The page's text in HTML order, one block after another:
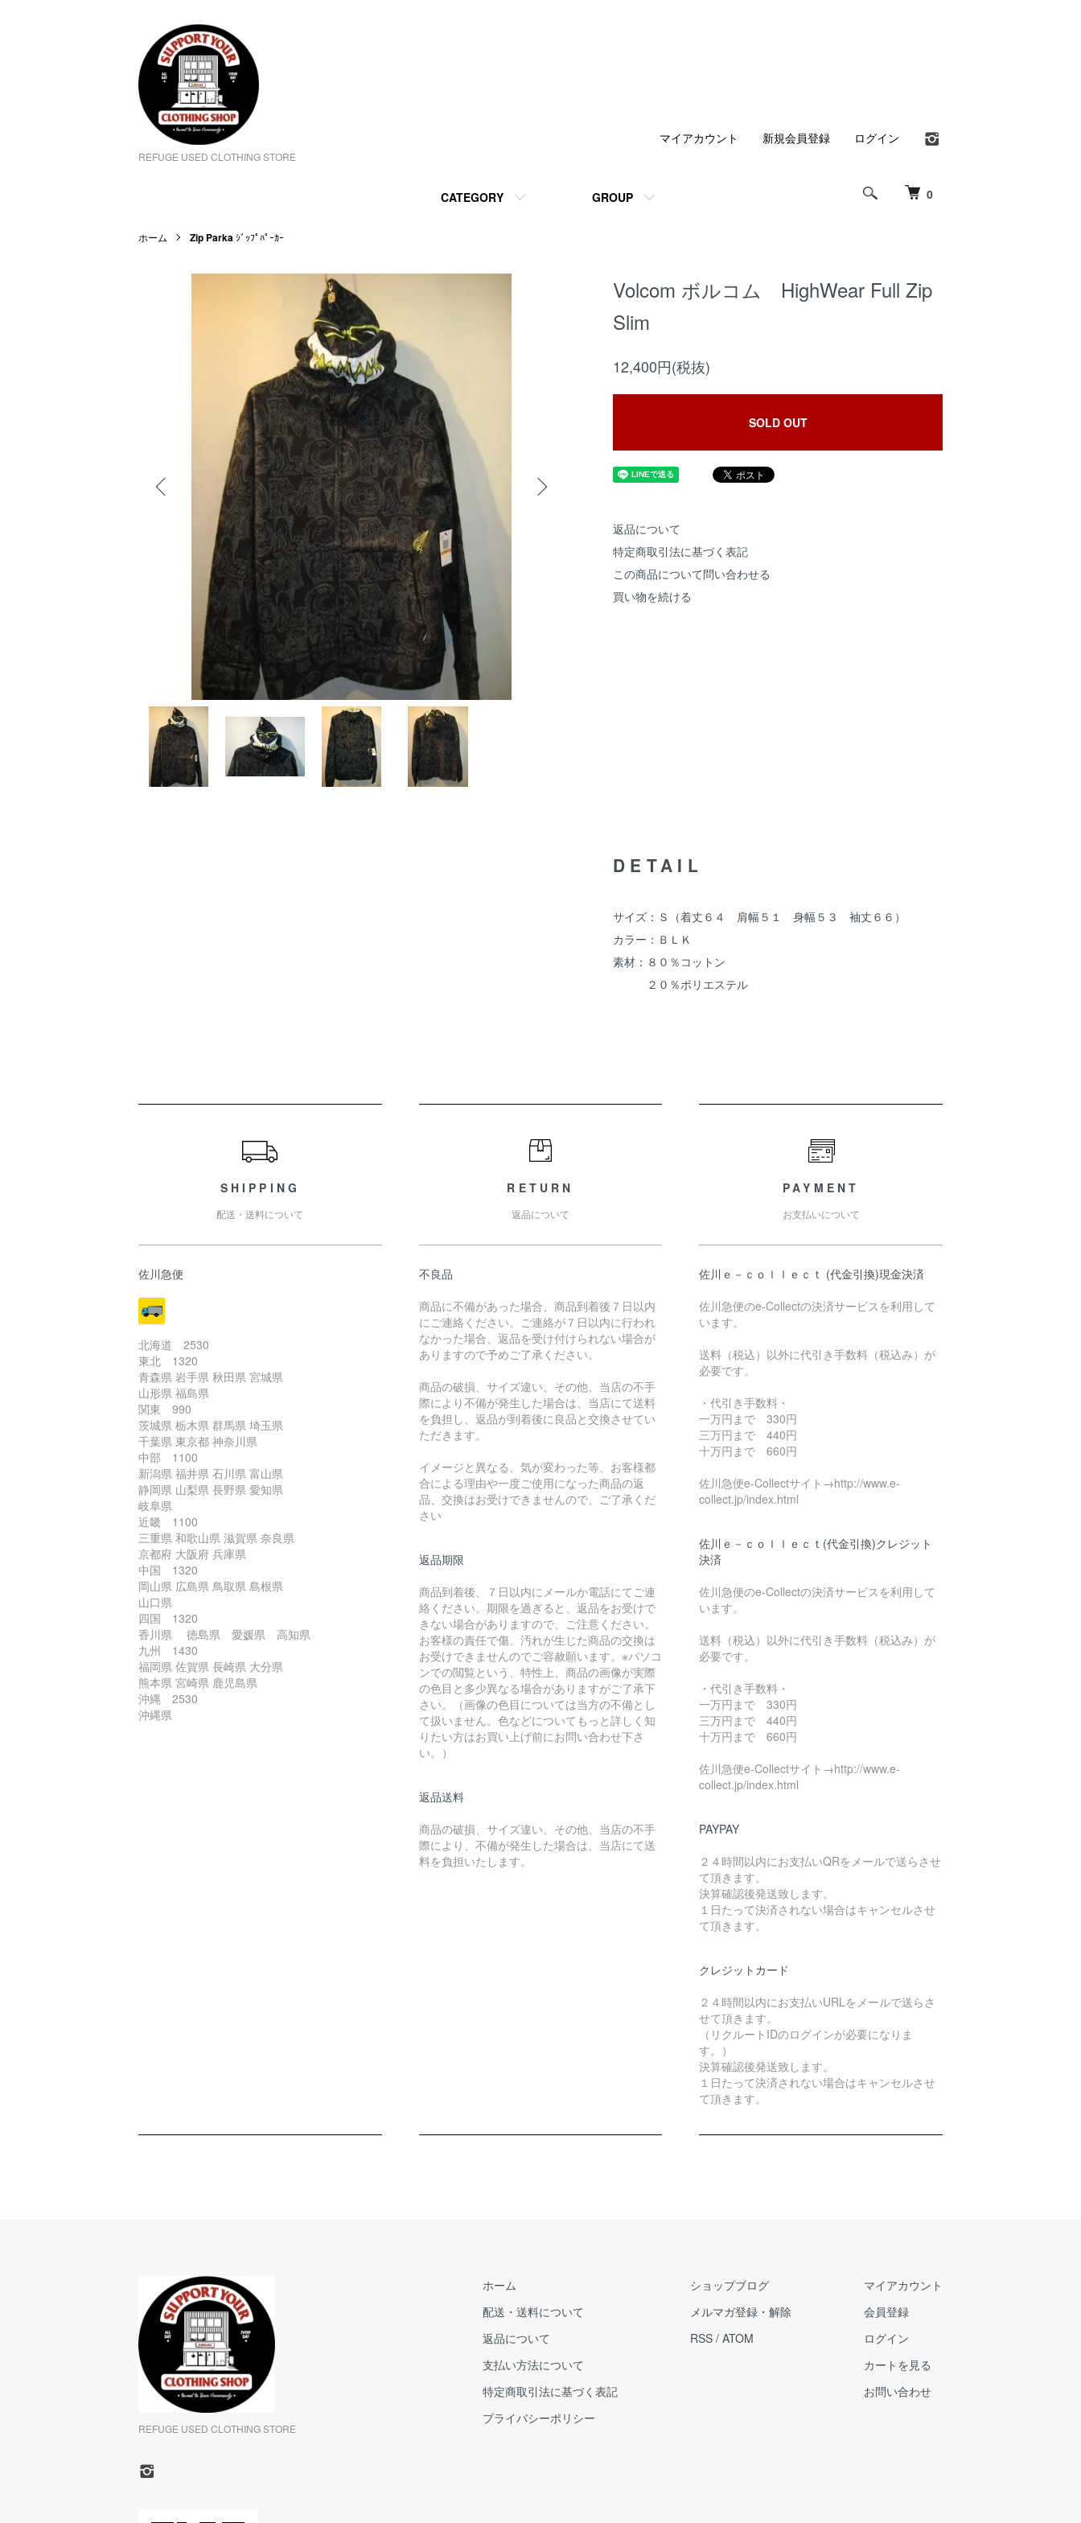
REFUGE USED CLOTHING STORE
0
CATEGORY GROUP
マイアカウント 新規会員登録 ログイン
ホーム Zip Parkaｼﾞｯﾌﾟﾊﾟｰｶｰ
Volcom ボルコム HighWear Full Zip
Slim
12,400円(税抜)
SOLD OUT
返品について
特定商取引法に基づく表記
この商品について問い合わせる
買い物を続ける
DETAIL
サイズ：Ｓ（着丈６４ 肩幅５１ 身幅５３ 袖丈６６）
カラー：ＢＬＫ
素材：８０％コットン
２０％ポリエステル
SHIPPING
配送・送料について
佐川急便
北海道 2530
東北 1320
青森県 岩手県 秋田県 宮城県
山形県 福島県
関東 990
茨城県 栃木県 群馬県 埼玉県
千葉県 東京都 神奈川県
中部 1100
新潟県 福井県 石川県 富山県
静岡県 山梨県 長野県 愛知県
岐阜県
近畿 1100
三重県 和歌山県 滋賀県 奈良県
京都府 大阪府 兵庫県
中国 1320
岡山県 広島県 鳥取県 島根県
山口県
四国 1320
香川県 徳島県 愛媛県 高知県
九州 1430
福岡県 佐賀県 長崎県 大分県
熊本県 宮崎県 鹿児島県
沖縄 2530
沖縄県
RETURN
返品について
不良品
商品に不備があった場合、商品到着後７日以内
にご連絡ください。ご連絡が７日以内に行われ
なかった場合、返品を受け付けられない場合が
ありますので予めご了承ください。
商品の破損、サイズ違い、その他、当店の不手
際により不備が発生した場合は、当店にて送料
を負担し、返品が到着後に良品と交換させてい
ただきます。
イメージと異なる、気が変わった等、お客様都
合による理由や一度ご使用になった商品の返
品、交換はお受けできませんので、ご了承くだ
さい
返品期限
商品到着後、７日以内にメールか電話にてご連
絡ください。期限を過ぎると、返品をお受けで
きない場合がありますので、ご注意ください。
お客様の責任で傷、汚れが生じた商品の交換は
お受けできませんのでご容赦願います。※パソコ
ンでの閲覧という、特性上、商品の画像が実際
の色目と多少異なる場合がありますがご了承下
さい。（画像の色目については当方の不備とし
て扱いません。色などについてもっと詳しく知
りたい方はお買い上げ前にお問い合わせ下さ
い。）
返品送料
商品の破損、サイズ違い、その他、当店の不手
際により、不備が発生した場合は、当店にて送
料を負担いたします。
PAYMENT
お支払いについて
佐川ｅ－ｃｏｌｌｅｃｔ (代金引換)現金決済
佐川急便のe-Collectの決済サービスを利用して
います。
送料（税込）以外に代引き手数料（税込み）が
必要です。
・代引き手数料・
一万円まで 330円
三万円まで 440円
十万円まで 660円
佐川急便e-Collectサイト→http://www.e-
collect.jp/index.html
佐川ｅ－ｃｏｌｌｅｃｔ(代金引換)クレジット
決済
佐川急便のe-Collectの決済サービスを利用して
います。
送料（税込）以外に代引き手数料（税込み）が
必要です。
・代引き手数料・
一万円まで 330円
三万円まで 440円
十万円まで 660円
佐川急便e-Collectサイト→http://www.e-
collect.jp/index.html
PAYPAY
２４時間以内にお支払いQRをメールで送らさせ
て頂きます。
決算確認後発送致します。
１日たって決済されない場合はキャンセルさせ
て頂きます。
クレジットカード
２４時間以内にお支払いURLをメールで送らさ
せて頂きます。
（リクルートIDのログインが必要になりま
す。）
決算確認後発送致します。
１日たって決済されない場合はキャンセルさせ
て頂きます。
REFUGE USED CLOTHING STORE
ホーム
配送・送料について
返品について
支払い方法について
特定商取引法に基づく表記
プライバシーポリシー
ショップブログ
メルマガ登録・解除
RSS / ATOM
マイアカウント
会員登録
ログイン
カートを見る
お問い合わせ